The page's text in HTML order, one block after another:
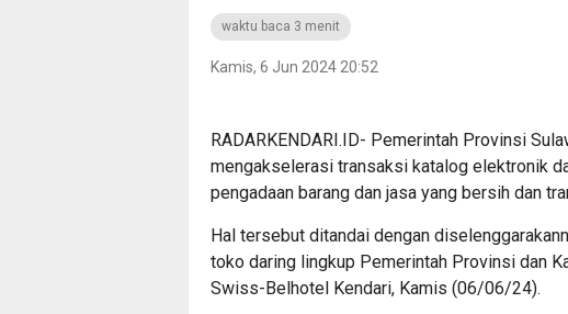
waktu baca 3 menit
Kamis, 6 Jun 2024 20:52
RADARKENDARI.ID- Pemerintah Provinsi
mengakselerasi transaksi katalog elektronik
pengadaan barang dan jasa yang bersih dan
Hal tersebut ditandai dengan
toko daring lingkup Pemerintah Provinsi dan
Swiss-Belhotel Kendari, Kamis (06/06/24).